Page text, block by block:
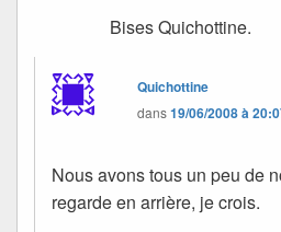
Bises Quichottine.
Quichottine
dans19/06/2008 à
Nous avons tous un peu de
regarde en arrière, je crois.